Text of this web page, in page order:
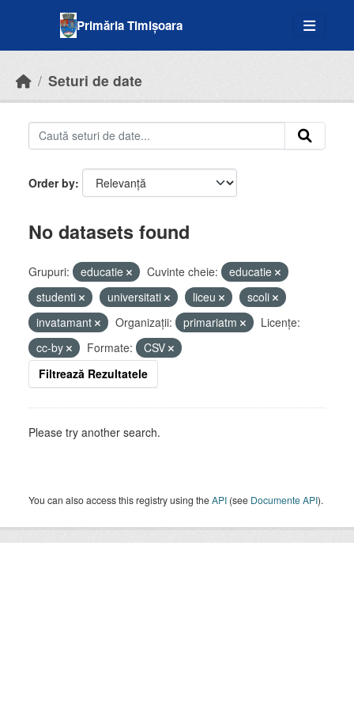
Primăria Timișoara
Seturi de date
Order by
No datasets found
Grupuri: educatie Cuvinte cheie:
educatie
studenti
universitati liceu
scoli
invatamant
Organizații: primariatm
Licenţe:
cc-by
Formate:
CSV
Filtrează Rezultatele
Please try another search.
You can also access this registry using theAPI (see Documente API).